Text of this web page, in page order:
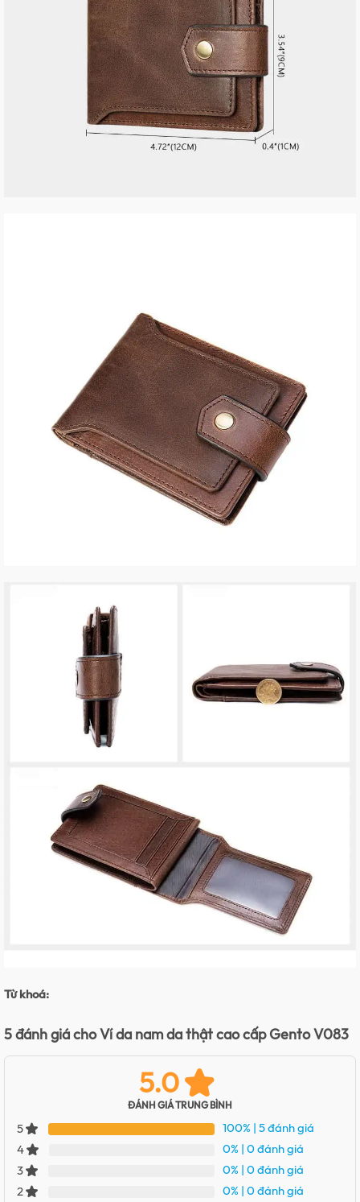
Từ khoá:
5 đánh giá choVí da nam da thật cao cấp Gento V083
5.0
ĐÁNH GIÁ TRUNG BÌNH
5 100% | 5 đánh giá
4
0% | 0 đánh giá
3
0% | 0 đánh giá
2
0% | 0 đánh giá